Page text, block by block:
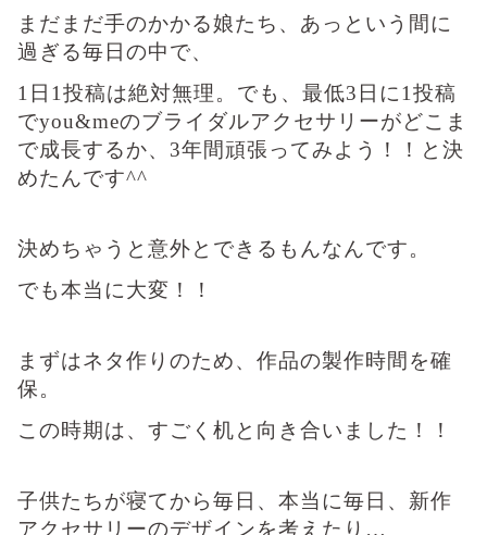
まだまだ手のかかる娘たち、あっという間に
過ぎる毎日の中で、
1日1投稿は絶対無理。でも、最低3日に1投稿
でyou&meのブライダルアクセサリーがどこま
で成長するか、3年間頑張ってみよう！！と決
めたんです^^
決めちゃうと意外とできるもんなんです。
でも本当に大変！！
まずはネタ作りのため、作品の製作時間を確
保。
この時期は、すごく机と向き合いました！！
子供たちが寝てから毎日、本当に毎日、新作
アクセサリーのデザインを考えたり…